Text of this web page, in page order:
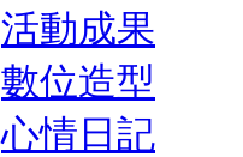
活動成果
數位造型
心情日記